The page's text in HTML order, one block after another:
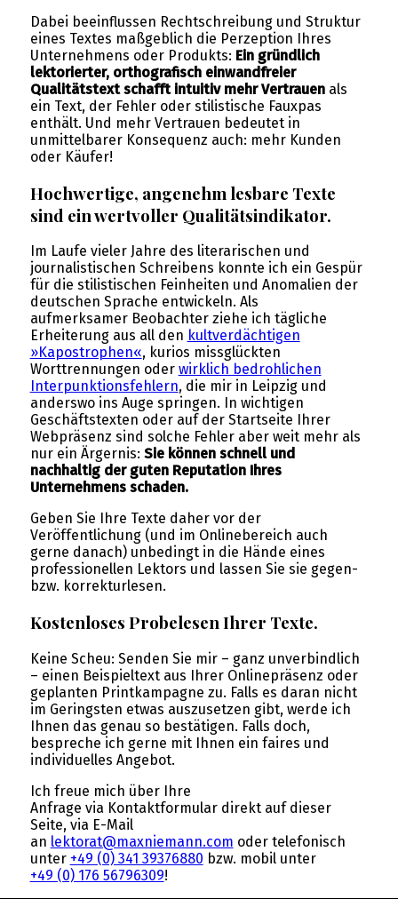
Dabei beeinflussen Rechtschreibung und Struktur
eines Textes maßgeblich die Perzeption Ihres
Unternehmens oder Produkts: Ein gründlich
lektorierter, orthografisch einwandfreier
Qualitätstext schafft intuitiv mehr Vertrauenals
ein Text, der Fehler oder stilistische Fauxpas
enthält. Und mehr Vertrauen bedeutet in
unmittelbarer Konsequenz auch: mehr Kunden
oder Käufer!
Hochwertige, angenehm lesbare Texte
sind ein wertvoller Qualitätsindikator.
Im Laufe vieler Jahre des literarischen und
journalistischen Schreibens konnte ich ein Gespür
für die stilistischen Feinheiten und Anomalien der
deutschen Sprache entwickeln. Als
aufmerksamer Beobachter ziehe ich tägliche
Erheiterung aus all den kultverdächtigen
»Kapostrophen«, kurios missglückten
Worttrennungen oder wirklich bedrohlichen
Interpunktionsfehlern, die mir in Leipzig und
anderswo ins Auge springen. In wichtigen
Geschäftstexten oder auf der Startseite Ihrer
Webpräsenz sind solche Fehler aber weit mehr als
nur ein Ärgernis: Sie können schnell und
nachhaltig der guten Reputation Ihres
Unternehmens schaden.
Geben Sie Ihre Texte daher vor der
Veröffentlichung (und im Onlinebereich auch
gerne danach) unbedingt in die Hände eines
professionellen Lektors und lassen Sie sie gegen-
bzw. korrekturlesen.
Kostenloses Probelesen Ihrer Texte.
Keine Scheu: Senden Sie mir – ganz unverbindlich
– einen Beispieltext aus Ihrer Onlinepräsenz oder
geplanten Printkampagne zu. Falls es daran nicht
im Geringsten etwas auszusetzen gibt, werde ich
Ihnen das genau so bestätigen. Falls doch,
bespreche ich gerne mit Ihnen ein faires und
individuelles Angebot.
Ich freue mich über Ihre
Anfrage via Kontaktformular direkt auf dieser
Seite, via E-Mail
an lektorat@maxniemann.com oder telefonisch
unter +49 (0) 341 39376880 bzw. mobil unter
+49 (0) 176 56796309!